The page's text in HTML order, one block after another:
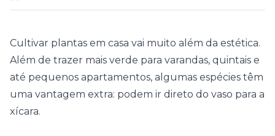
Cultivar plantas em casa vai muito além da estética.
Além de trazer mais verde para varandas, quintais e
até pequenos apartamentos, algumas espécies têm
uma vantagem extra: podem ir direto do vaso para a
xícara.